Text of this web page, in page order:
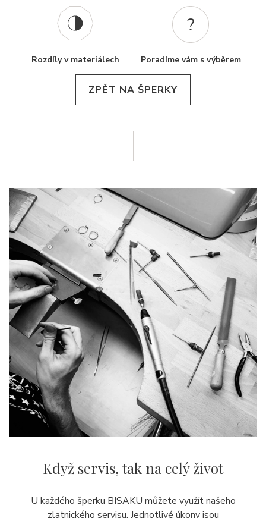
Rozdíly v materiálech Poradíme vám s výběrem
ZPĚT NA ŠPERKY
Když servis,tak na celý život
U každého šperku BISAKU můžete využít našeho
zlatnického servisu. Jednotlivé úkony jsou